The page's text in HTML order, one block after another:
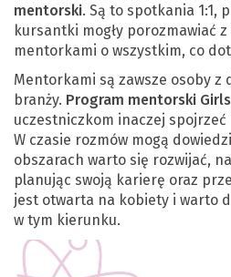
mentorski. Są to spotkania 1:1,
kursantki mogły porozmawiać
mentorkami o wszystkim, co
Mentorkami są zawsze osoby z
branży. Program mentorski
uczestniczkom inaczej spojrzeć
W czasie rozmów mogą
obszarach warto się rozwijać,
planując swoją karierę oraz
jest otwarta na kobiety i warto
w tym kierunku.